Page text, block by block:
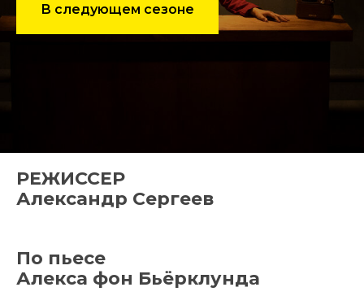
В следующем сезоне
РЕЖИССЕР
Александр Сергеев
По пьесе
Алекса фон Бьёрклунда